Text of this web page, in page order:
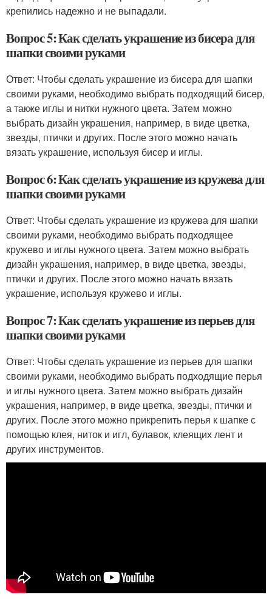
крепились надежно и не выпадали.
Вопрос 5: Как сделать украшение из бисера для
шапки своими руками
Ответ: Чтобы сделать украшение из бисера для шапки
своими руками, необходимо выбрать подходящий бисер,
а также иглы и нитки нужного цвета. Затем можно
выбрать дизайн украшения, например, в виде цветка,
звезды, птички и других. После этого можно начать
вязать украшение, используя бисер и иглы.
Вопрос 6: Как сделать украшение из кружева для
шапки своими руками
Ответ: Чтобы сделать украшение из кружева для шапки
своими руками, необходимо выбрать подходящее
кружево и иглы нужного цвета. Затем можно выбрать
дизайн украшения, например, в виде цветка, звезды,
птички и других. После этого можно начать вязать
украшение, используя кружево и иглы.
Вопрос 7: Как сделать украшение из перьев для
шапки своими руками
Ответ: Чтобы сделать украшение из перьев для шапки
своими руками, необходимо выбрать подходящие перья
и иглы нужного цвета. Затем можно выбрать дизайн
украшения, например, в виде цветка, звезды, птички и
других. После этого можно прикрепить перья к шапке с
помощью клея, ниток и игл, булавок, клеящих лент и
других инструментов.